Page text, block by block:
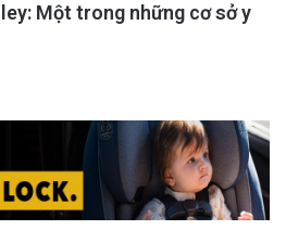
Một trong những cơ sở y